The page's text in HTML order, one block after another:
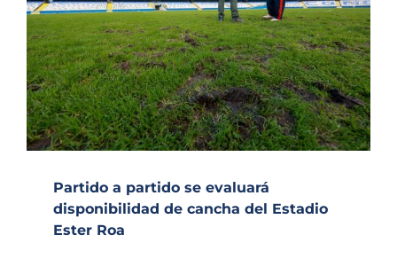
Partido a partido se evaluará
disponibilidad de cancha del Estadio
Ester Roa